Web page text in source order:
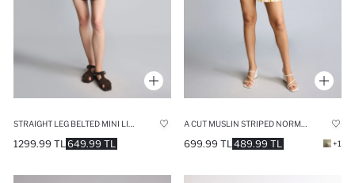
649.99 TL
1299.99 TL 489.99 TL
699.99 TL +1